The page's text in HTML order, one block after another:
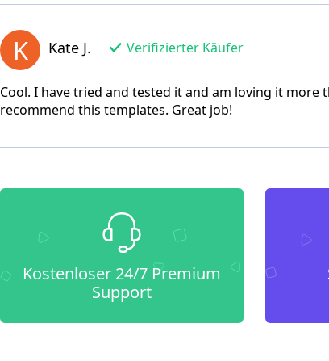
K Kate J. Verifizierter Käufer
Cool. I have tried and tested it and am loving it
recommend this templates. Great job!
Kostenloser 24/7 Premium
Support